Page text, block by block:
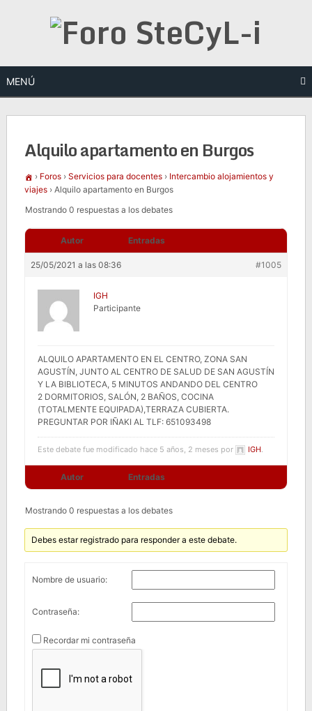
MENÚ
Alquilo apartamento en Burgos
› Foros › Servicios para docentes › Intercambio alojamientos y
viajes › Alquilo apartamento en Burgos
Mostrando 0 respuestas a los debates
Autor Entradas
25/05/2021 a las 08:36 #1005
IGH
Participante
ALQUILO APARTAMENTO EN EL CENTRO, ZONA SAN
AGUSTÍN, JUNTO AL CENTRO DE SALUD DE SAN AGUSTÍN
Y LA BIBLIOTECA, 5 MINUTOS ANDANDO DEL CENTRO
2 DORMITORIOS, SALÓN, 2 BAÑOS, COCINA
(TOTALMENTE EQUIPADA),TERRAZA CUBIERTA.
PREGUNTAR POR IÑAKI AL TLF: 651093498
Este debate fue modificado hace 5 años, 2 meses por IGH.
Autor Entradas
Mostrando 0 respuestas a los debates
Debes estar registrado para responder a este debate.
Nombre de usuario:
Contraseña:
Recordar mi contraseña